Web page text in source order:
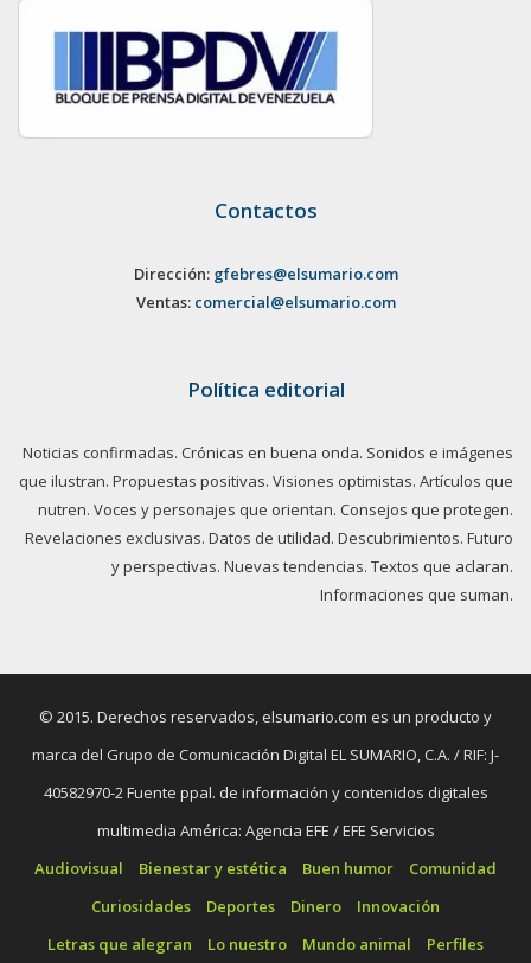
Contactos
Dirección: gfebres@elsumario.com
Ventas: comercial@elsumario.com
Política editorial
Noticias confirmadas. Crónicas en buena onda. Sonidos e imágenes
que ilustran. Propuestas positivas. Visiones optimistas. Artículos que
nutren. Voces y personajes que orientan. Consejos que protegen.
Revelaciones exclusivas. Datos de utilidad. Descubrimientos. Futuro
y perspectivas. Nuevas tendencias. Textos que aclaran.
Informaciones que suman.
© 2015. Derechos reservados, elsumario.com es un producto y
marca del Grupo de Comunicación Digital EL SUMARIO, C.A. / RIF: J-
40582970-2 Fuente ppal. de información y contenidos digitales
multimedia América: Agencia EFE / EFE Servicios
Audiovisual
Bienestar y estética Buen humor
Comunidad
Curiosidades
Deportes Dinero
Innovación
Letras que alegran
Lo nuestro Mundo animal Perfiles